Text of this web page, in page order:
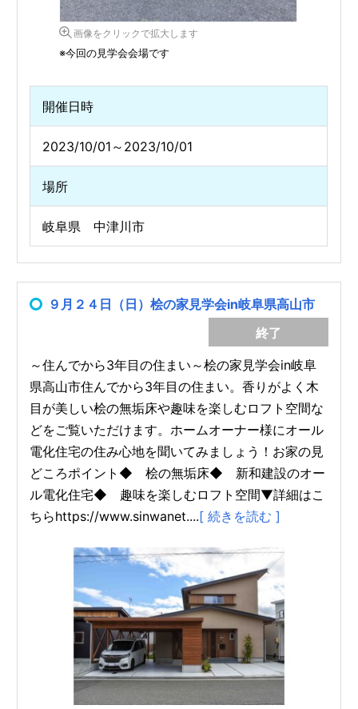
画像をクリックで拡大します
※今回の見学会会場です
開催日時
2023/10/01～2023/10/01
場所
岐阜県 中津川市
９月２４日（日）桧の家見学会in岐阜県高山市
終了
～住んでから3年目の住まい～桧の家見学会in岐阜
県高山市住んでから3年目の住まい。香りがよく木
目が美しい桧の無垢床や趣味を楽しむロフト空間な
どをご覧いただけます。ホームオーナー様にオール
電化住宅の住み心地を聞いてみましょう！お家の見
どころポイント◆ 桧の無垢床◆ 新和建設のオー
ル電化住宅◆ 趣味を楽しむロフト空間▼詳細はこ
ちらhttps://www.sinwanet....[ 続きを読む ]